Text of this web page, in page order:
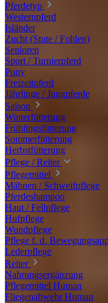
Pferdetyp
Westernpferd
Isländer
Zucht (Stute / Fohlen)
Senioren
Sport / Turnierpferd
Pony
Freizeitpferd
Jährlinge / Jungpferde
Saison
Winterfütterung
Frühlingsfütterung
Sommerfütterung
Herbstfütterung
Pflege / Reiter
Pflegemittel
Mähnen / Schweifpflege
Pferdeshampoo
Haut / Fellpflege
Hufpflege
Wundpflege
Pflege f. d.
Lederpflege
Reiter
Nahrungsergänzung
Pflegemittel Human
Fliegenabwehr Human